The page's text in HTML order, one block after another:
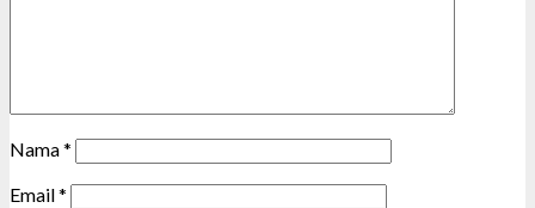
Nama*
Email*